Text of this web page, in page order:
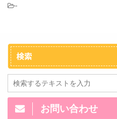
-
検索
お問い合わせ